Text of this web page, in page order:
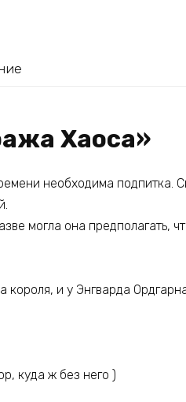
Хаоса»
необходима подпитка.
могла она предполагать,
и у Энгварда Ордгарна
куда ж без него )